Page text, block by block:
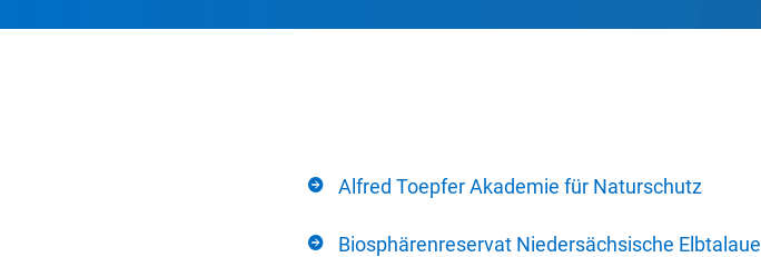
Alfred Toepfer Akademie für Naturschutz
Biosphärenreservat Niedersächsische Elbtalaue